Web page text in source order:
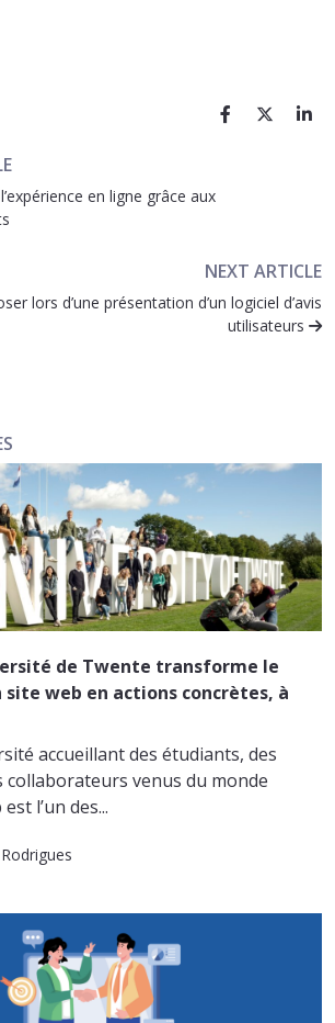
en ligne grâce aux
NEXT ARTICLE
lors d’une présentation d’un logiciel d’avis
utilisateurs
de Twente transforme le
site web en actions concrètes, à
accueillant des étudiants, des
collaborateurs venus du monde
l’un des...